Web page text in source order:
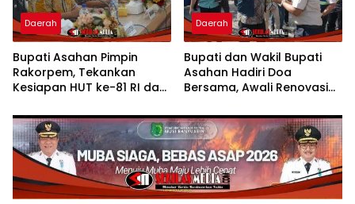
Daerah
Bupati Asahan Pimpin
Rakorpem, Tekankan
Kesiapan HUT ke-81 RI dan
Prioritas 2027
Daerah
Bupati dan Wakil Bupati
Asahan Hadiri Doa
Bersama, Awali Renovasi